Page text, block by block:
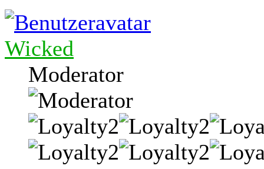
Wicked
Moderator